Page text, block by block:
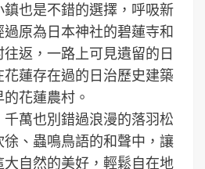
也是不錯的選擇，呼吸新
原為日本神社的碧蓮寺和
返，一路上可見遺留的日
蓮存在過的日治歷史建築
花蓮農村。
萬也別錯過浪漫的落羽松
、蟲鳴鳥語的和聲中，讓
自然的美好，輕鬆自在地